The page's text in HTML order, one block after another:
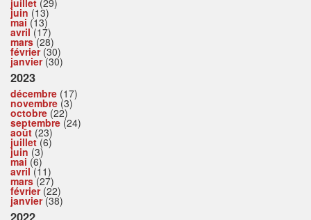
juin (13)
mai (13)
avril(17)
mars(28)
février(30)
janvier(30)
2023
décembre (17)
novembre (3)
octobre (22)
septembre (24)
août (23)
juillet(6)
juin (3)
mai (6)
avril(11)
mars(27)
février(22)
janvier(38)
2022